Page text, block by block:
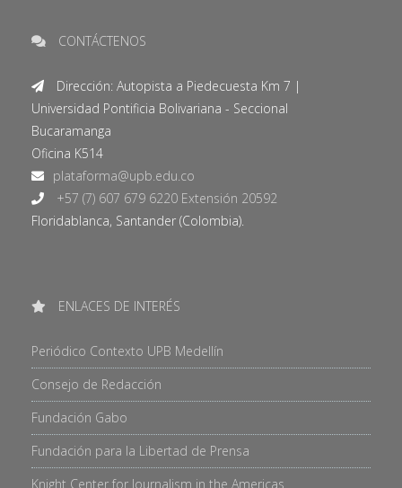
CONTÁCTENOS
Dirección: Autopista a Piedecuesta Km 7 |
Universidad Pontificia Bolivariana - Seccional
Bucaramanga
Oficina K514
+57 (7) 607 679 6220 Extensión 20592
Floridablanca, Santander (Colombia).
ENLACES DE INTERÉS
Periódico Contexto UPB Medellín
Consejo de Redacción
Fundación Gabo
Fundación para la Libertad de Prensa
Knight Center for Journalism in the Americas